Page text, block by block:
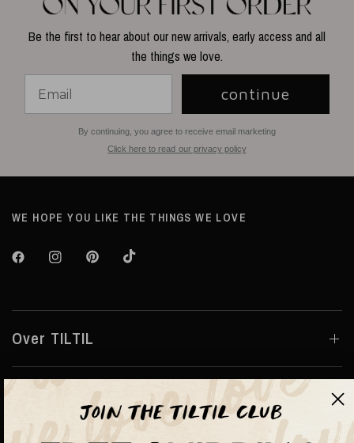
Be the first to hear about our new arrivals, early access and all
the things we love.
continue
By continuing, you agree to receive email marketing
Click here to read our privacy policy
WE HOPE YOU LIKE THE THINGS WE LOVE
Over TILTIL
Help